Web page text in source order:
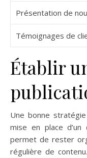
Présentation de
Témoignages de
Établir
Une bonne
mise en place d’un
permet de rester
régulière de